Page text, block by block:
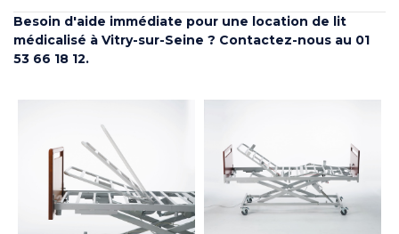
Besoin d'aide immédiate pour une location de lit
médicalisé à Vitry-sur-Seine ? Contactez-nous au 01
53 66 18 12.